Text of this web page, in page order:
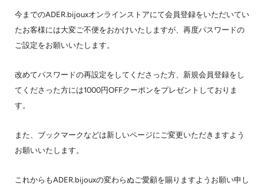
今までのADER.bijouxオンラインストアにて会員登録をいただいてい
たお客様には大変ご不便をおかけいたしますが、再度パスワードの
ご設定をお願いいたします。
改めてパスワードの再設定をしてくださった方、新規会員登録をし
てくださった方には1000円OFFクーポンをプレゼントしておりま
す。
また、 ブックマークなどは新しいページにご変更いただきますよう
お願いいたします。
これからもADER.bijouxの変わらぬご愛顧を賜りますようお願い申し